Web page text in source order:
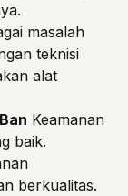
masalah
teknisi
alat
Keamanan
baik.
berkualitas.